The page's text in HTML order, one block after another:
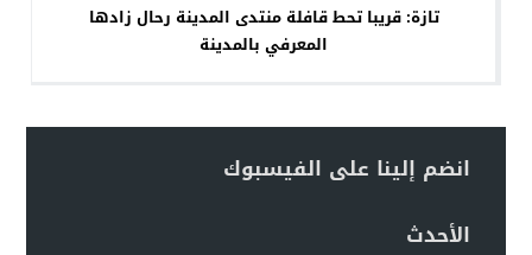
تازة: قريبا تحط قافلة منتدى المدينة رحال زادها
المعرفي بالمدينة
انضم إلينا على الفيسبوك
الأحدث